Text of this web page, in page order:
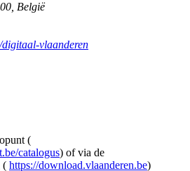
, België
vlaanderen
(
catalogus) of via de
( https://download.vlaanderen.be)